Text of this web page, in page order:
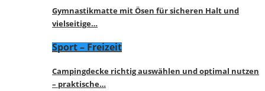
Gymnastikmatte mit Ösen für sicheren Halt und
vielseitige…
Sport – Freizeit
Campingdecke richtig auswählen und optimal nutzen
– praktische…